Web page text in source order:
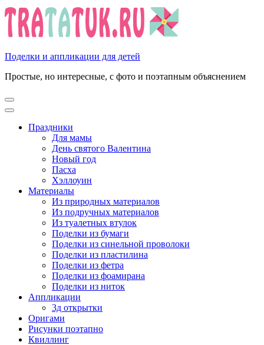
Перейти
к
содержимому
Enter)
Поделки и аппликации для детей
Простые, но интересные, с фото и поэтапным объяснением
Праздники
Для мамы
День святого Валентина
Новый год
Пасха
Хэллоуин
Материалы
Из природных материалов
Из подручных материалов
Из туалетных втулок
Поделки из бумаги
Поделки из синельной проволоки
Поделки из пластилина
Поделки из фетра
Поделки из фоамирана
Поделки из ниток
Аппликации
3д открытки
Оригами
Рисунки поэтапно
Квиллинг